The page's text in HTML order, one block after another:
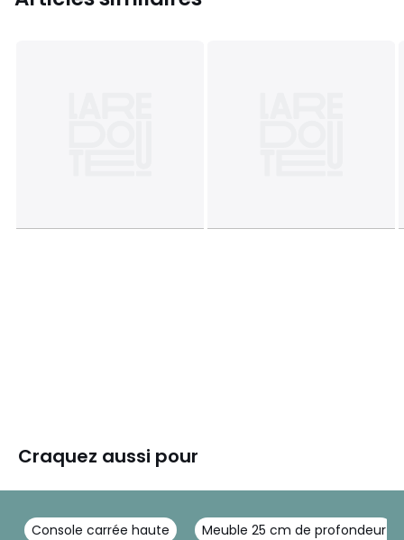
Craquez aussi pour
Console carrée haute Meuble 25 cm de profondeur